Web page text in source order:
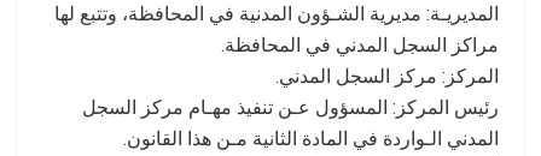
المديريـة: مديرية الشـؤون المدنية في المحافظة، وتتبع لها
مراكز السجل المدني في المحافظة.
المركز: مركز السجل المدني.
رئيس المركز: المسؤول عـن تنفيذ مهـام مركز السجل
المدني الـواردة في المادة الثانية مـن هذا القانون.